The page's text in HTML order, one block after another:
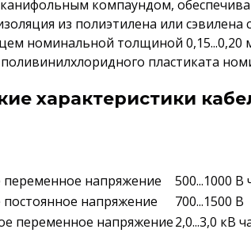
компаундом,
из полиэтилена или сэвилена
номинальной толщиной 0,15...0,20
пластиката
характеристики
напряжение
500...1000 В
напряжение
700...1500 В
переменное напряжение2,0...3,0 кВ